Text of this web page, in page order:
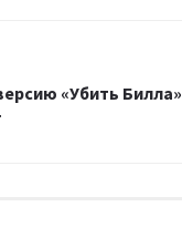
«Убить Билла»